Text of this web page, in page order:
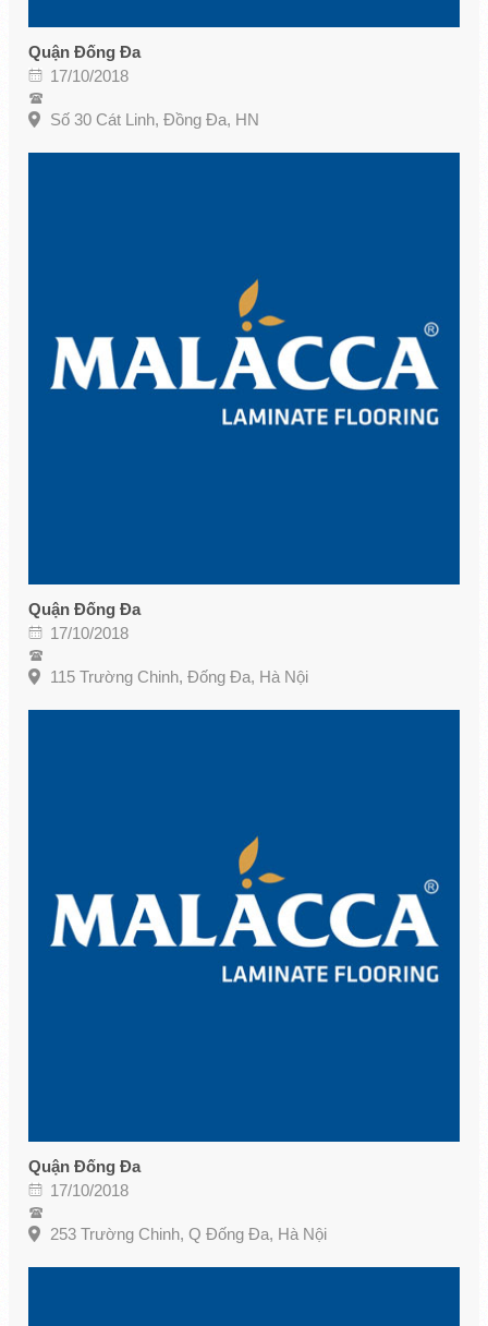
Quận Đống Đa
17/10/2018
Số 30 Cát Linh, Đồng Đa, HN
Quận Đống Đa
17/10/2018
115 Trường Chinh, Đống Đa, Hà Nội
Quận Đống Đa
17/10/2018
253 Trường Chinh, Q Đống Đa, Hà Nội